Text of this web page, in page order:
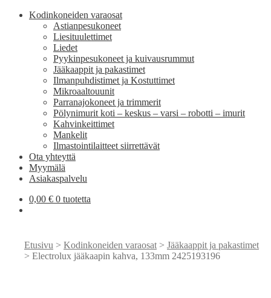
Kodinkoneiden varaosat
Astianpesukoneet
Liesituulettimet
Liedet
Pyykinpesukoneet ja kuivausrummut
Jääkaappit ja pakastimet
Ilmanpuhdistimet ja Kostuttimet
Mikroaaltouunit
Parranajokoneet ja trimmerit
Pölynimurit koti – keskus – varsi – robotti – imurit
Kahvinkeittimet
Mankelit
Ilmastointilaitteet siirrettävät
Ota yhteyttä
Myymälä
Asiakaspalvelu
0,00 € 0 tuotetta
Etusivu > Kodinkoneiden varaosat > Jääkaappit ja pakastimet
> Electrolux jääkaapin kahva, 133mm 2425193196